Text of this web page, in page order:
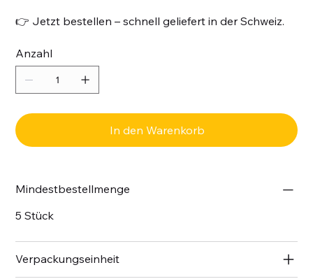
👉 Jetzt bestellen – schnell geliefert in der Schweiz.
Anzahl
In den Warenkorb
Mindestbestellmenge
5 Stück
Verpackungseinheit